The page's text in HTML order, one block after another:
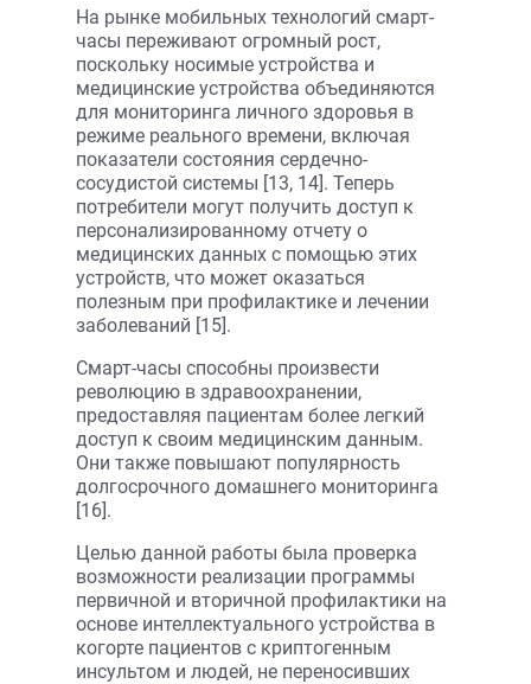
На рынке мобильных технологий смарт-
часы переживают огромный рост,
поскольку носимые устройства и
медицинские устройства объединяются
для мониторинга личного здоровья в
режиме реального времени, включая
показатели состояния сердечно-
сосудистой системы [13, 14]. Теперь
потребители могут получить доступ к
персонализированному отчету о
медицинских данных с помощью этих
устройств, что может оказаться
полезным при профилактике и лечении
заболеваний [15].
Смарт-часы способны произвести
революцию в здравоохранении,
предоставляя пациентам более легкий
доступ к своим медицинским данным.
Они также повышают популярность
долгосрочного домашнего мониторинга
[16].
Целью данной работы была проверка
возможности реализации программы
первичной и вторичной профилактики на
основе интеллектуального устройства в
когорте пациентов с криптогенным
инсультом и людей, не переносивших